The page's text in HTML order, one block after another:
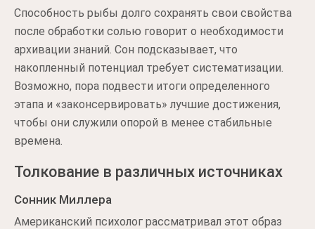
Способность рыбы долго сохранять свои свойства
после обработки солью говорит о необходимости
архивации знаний. Сон подсказывает, что
накопленный потенциал требует систематизации.
Возможно, пора подвести итоги определенного
этапа и «законсервировать» лучшие достижения,
чтобы они служили опорой в менее стабильные
времена.
Толкование в различных источниках
Сонник Миллера
Американский психолог рассматривал этот образ